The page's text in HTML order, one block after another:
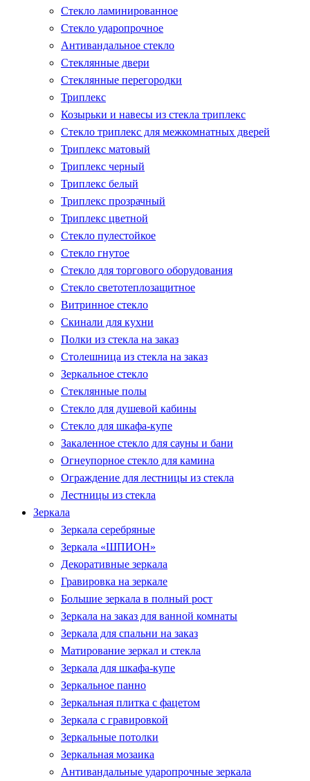
Стекло ламинированное
Стекло ударопрочное
Антивандальное стекло
Стеклянные двери
Стеклянные перегородки
Триплекс
Козырьки и навесы из стекла триплекс
Стекло триплекс для межкомнатных дверей
Триплекс матовый
Триплекс черный
Триплекс белый
Триплекс прозрачный
Триплекс цветной
Стекло пулестойкое
Стекло гнутое
Стекло для торгового оборудования
Стекло светотеплозащитное
Витринное стекло
Скинали для кухни
Полки из стекла на заказ
Столешница из стекла на заказ
Зеркальное стекло
Стеклянные полы
Стекло для душевой кабины
Стекло для шкафа-купе
Закаленное стекло для сауны и бани
Огнеупорное стекло для камина
Ограждение для лестницы из стекла
Лестницы из стекла
Зеркала
Зеркала серебряные
Зеркала «ШПИОН»
Декоративные зеркала
Гравировка на зеркале
Большие зеркала в полный рост
Зеркала на заказ для ванной комнаты
Зеркала для спальни на заказ
Матирование зеркал и стекла
Зеркала для шкафа-купе
Зеркальное панно
Зеркальная плитка с фацетом
Зеркала с гравировкой
Зеркальные потолки
Зеркальная мозаика
Антивандальные ударопрочные зеркала